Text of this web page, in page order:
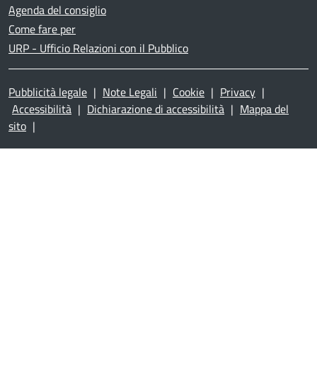
Agenda del consiglio
Come fare per
URP - Ufficio Relazioni con il Pubblico
Pubblicità legale | Note Legali | Cookie | Privacy |
Accessibilità | Dichiarazione di accessibilità | Mappa del
sito |